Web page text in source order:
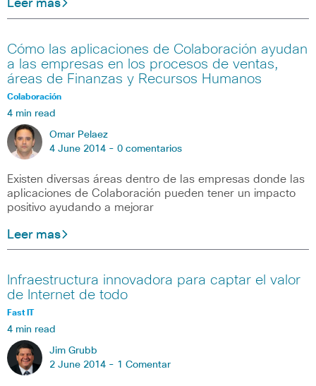
Leer mas
Cómo las aplicaciones de Colaboración ayudan
a las empresas en los procesos de ventas,
áreas de Finanzas y Recursos Humanos
Colaboración
4 min read
Omar Pelaez
4 June 2014 - 0 comentarios
Existen diversas áreas dentro de las empresas donde las
aplicaciones de Colaboración pueden tener un impacto
positivo ayudando a mejorar
Leer mas
Infraestructura innovadora para captar el valor
de Internet de todo
Fast IT
4 min read
Jim Grubb
2 June 2014 - 1 Comentar